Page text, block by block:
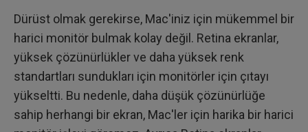
Dürüst olmak gerekirse, Mac'iniz için mükemmel bir
harici monitör bulmak kolay değil. Retina ekranlar,
yüksek çözünürlükler ve daha yüksek renk
standartları sundukları için monitörler için çıtayı
yükseltti. Bu nedenle, daha düşük çözünürlüğe
sahip herhangi bir ekran, Mac'ler için harika bir harici